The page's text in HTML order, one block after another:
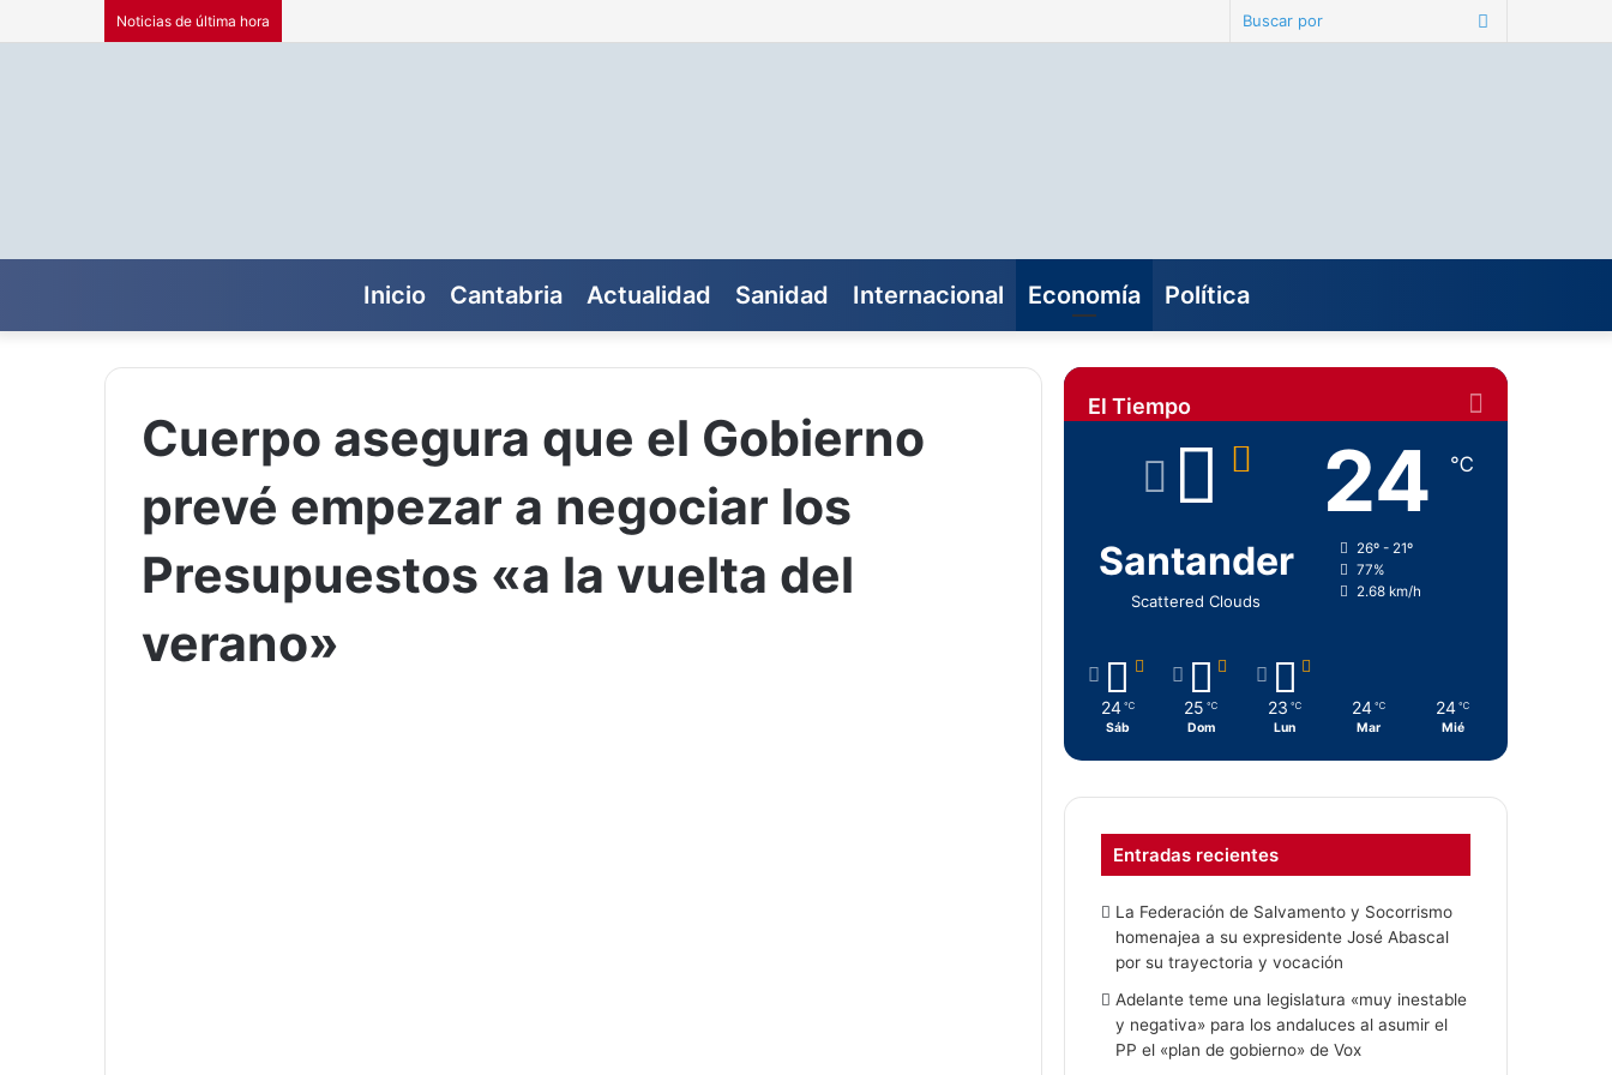
Noticias de última hora
Buscar
Inicio Cantabria Actualidad Sanidad Internacional Economía Política
Cuerpo asegura que el Gobierno
prevé empezar a negociar los
Presupuestos «a la vuelta del
verano»
El Tiempo
Santander
Scattered Clouds
24 ℃
26º - 21º
77%
2.68 km/h
24 ℃
Sáb
25 ℃
Dom
23 ℃
Lun
24 ℃
Mar
24 ℃
Mié
Entradas recientes
La Federación de Salvamento y Socorrismo
homenajea a su expresidente José Abascal
por su trayectoria y vocación
Adelante teme una legislatura «muy inestable
y negativa» para los andaluces al asumir el
PP el «plan de gobierno» de Vox